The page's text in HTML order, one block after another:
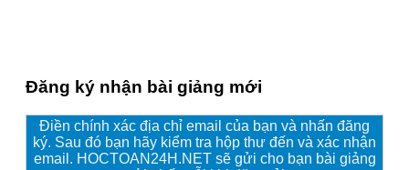
Đăng ký nhận bài giảng mới
Điền chính xác địa chỉ email của bạn và nhấn đăng
ký. Sau đó bạn hãy kiểm tra hộp thư đến và xác nhận
email. HOCTOAN24H.NET sẽ gửi cho bạn bài giảng